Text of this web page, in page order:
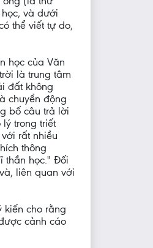
và dưới
thể viết tự do,
học của Văn
là trung tâm
đất không
chuyển động
bố câu trả lời
trong triết
rất nhiều
thông
thần học." Đối
liên quan với
kiến cho rằng
cảnh cáo